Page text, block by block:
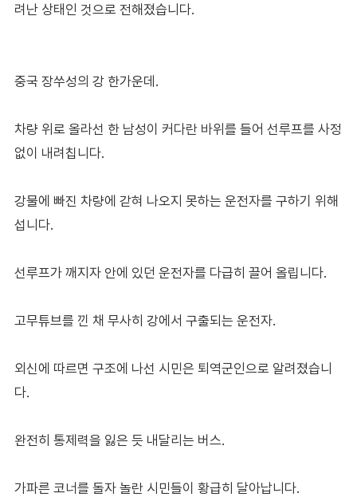
려난 상태인 것으로 전해졌습니다.
중국 장쑤성의 강 한가운데.
차량 위로 올라선 한 남성이 커다란 바위를 들어 선루프를 사정
없이 내려칩니다.
강물에 빠진 차량에 갇혀 나오지 못하는 운전자를 구하기 위해
섭니다.
선루프가 깨지자 안에 있던 운전자를 다급히 끌어 올립니다.
고무튜브를 낀 채 무사히 강에서 구출되는 운전자.
외신에 따르면 구조에 나선 시민은 퇴역군인으로 알려졌습니
다.
완전히 통제력을 잃은 듯 내달리는 버스.
가파른 코너를 돌자 놀란 시민들이 황급히 달아납니다.